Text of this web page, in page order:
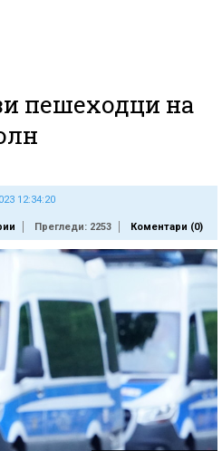
пешеходци на
12:34:20
Прегледи: 2253 Коментари (0)